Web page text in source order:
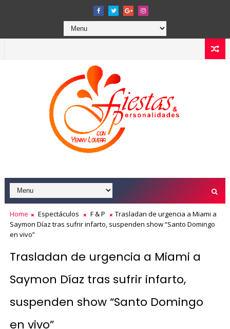
Home Espectáculos F & P
Trasladan de urgencia a Miami a
Saymon Díaz tras sufrir infarto, suspenden show “Santo Domingo
en vivo”
Trasladan de urgencia a Miami a
Saymon Díaz tras sufrir infarto,
suspenden show “Santo Domingo
en vivo”